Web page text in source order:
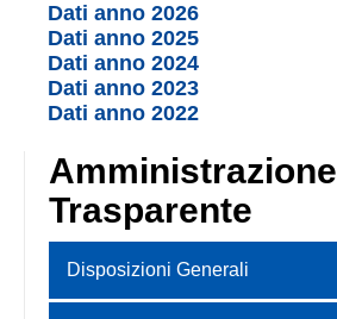
Dati anno 2026
Dati anno 2025
Dati anno 2024
Dati anno 2023
Dati anno 2022
Amministrazione
Trasparente
Disposizioni Generali